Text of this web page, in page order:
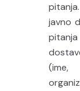
javno